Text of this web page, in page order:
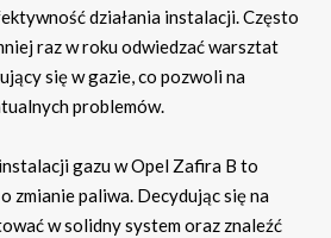
działania instalacji. Często
raz w roku odwiedzać warsztat
się w gazie, co pozwoli na
problemów.
gazu w Opel Zafira B to
zmianie paliwa. Decydując się na
w solidny system oraz znaleźć